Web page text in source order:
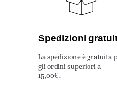
Spedizioni
La spedizione è gratuita
gli ordini superiori a
15,00€.